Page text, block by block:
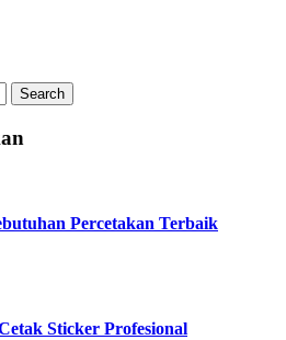
Percetakan Terbaik
Sticker Profesional